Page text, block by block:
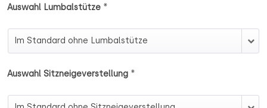
Auswahl Lumbalstütze *
Auswahl Lumbalstütze
Auswahl Sitzneigeverstellung *
Auswahl Sitzneigeverstellung